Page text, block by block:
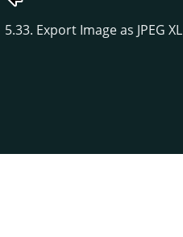
5.33. Export Image as JPEG XL